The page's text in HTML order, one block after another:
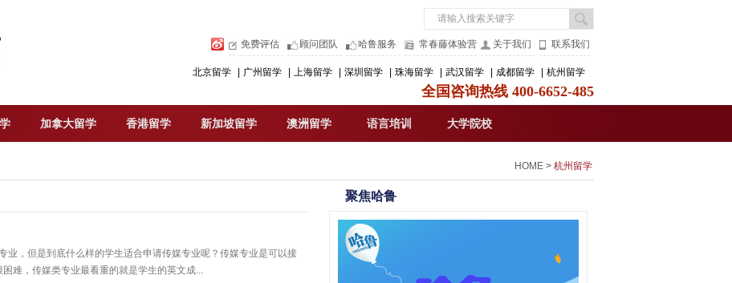
免费评估 顾问团队 哈鲁服务 常春藤体验营 关于我们 联系我们
北京留学 广州留学 上海留学 深圳留学 珠海留学 武汉留学 成都留学 杭州留学
全国咨询热线 400-6652-485
加拿大留学 香港留学 新加坡留学 澳洲留学 语言培训 大学院校
HOME > 杭州留学
业，但是到底什么样的学生适合申请传媒专业呢？传媒专业是可以接
难，传媒类专业最看重的就是学生的英文成...
聚焦哈鲁